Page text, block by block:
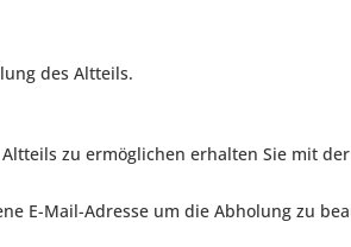
des Altteils.
zu ermöglichen erhalten Sie mit
E-Mail-Adresse um die Abholung zu